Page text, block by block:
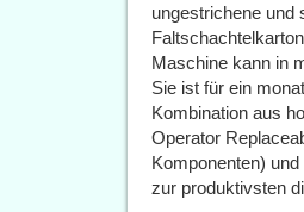
ungestrichene und
Maschine kann in
Sie ist für ein
Kombination aus
Operator
Komponenten)
zur produktivsten